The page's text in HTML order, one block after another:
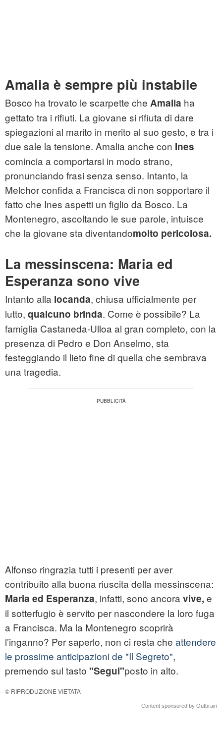
Amalia è sempre più instabile
Bosco ha trovato le scarpette che Amalia ha
gettato tra i rifiuti. La giovane si rifiuta di dare
spiegazioni al marito in merito al suo gesto, e tra i
due sale la tensione. Amalia anche con Ines
comincia a comportarsi in modo strano,
pronunciando frasi senza senso. Intanto, la
Melchor confida a Francisca di non sopportare il
fatto che Ines aspetti un figlio da Bosco. La
Montenegro, ascoltando le sue parole, intuisce
che la giovane sta diventandomolto pericolosa.
La messinscena: Maria ed
Esperanza sono vive
Intanto alla locanda, chiusa ufficialmente per
lutto, qualcuno brinda. Come è possibile? La
famiglia Castaneda-Ulloa al gran completo, con la
presenza di Pedro e Don Anselmo, sta
festeggiando il lieto fine di quella che sembrava
una tragedia.
Alfonso ringrazia tutti i presenti per aver
contribuito alla buona riuscita della messinscena:
Maria ed Esperanza, infatti, sono ancora vive, e
il sotterfugio è servito per nascondere la loro fuga
a Francisca. Ma la Montenegro scoprirà
l’inganno? Per saperlo, non ci resta che attendere
le prossime anticipazioni de "Il Segreto",
premendo sul tasto "Segui"posto in alto.
© RIPRODUZIONE VIETATA
Content sponsored by Outbrain